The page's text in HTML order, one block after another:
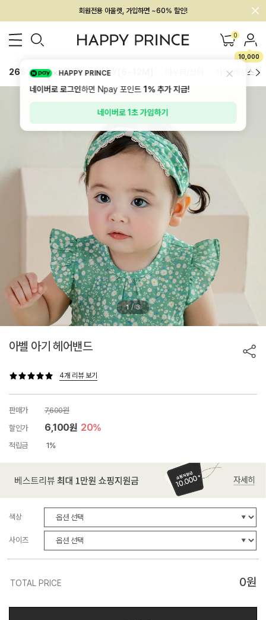
회원전용 아울렛, 가입하면 ~60% 할인!
멤버십 최대 28,000원 혜택 0
10,000
26SS 신상 BEST BABY[6~12M] 하의/레깅스
1 / 3
아벨 아기 헤어밴드
4개 리뷰 보기
판매가
7,600원
할인가
6,100원 20%
적립금 1%
색상
사이즈
TOTAL PRICE 0원
HAPPY PRINCE
네이버로 로그인하면 Npay 포인트1%추가 지급!
네이버로 1초 가입하기